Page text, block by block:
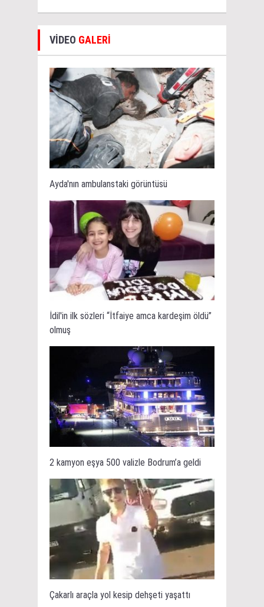
VİDEO GALERİ
Ayda'nın ambulanstaki görüntüsü
İdil'in ilk sözleri “İtfaiye amca kardeşim öldü”
olmuş
2 kamyon eşya 500 valizle Bodrum’a geldi
Çakarlı araçla yol kesip dehşeti yaşattı